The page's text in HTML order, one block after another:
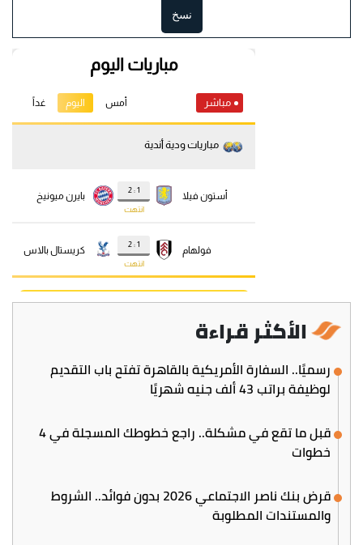
نسخ
الأكثر قراءة
رسميًا.. السفارة الأمريكية بالقاهرة تفتح باب التقديم
لوظيفة براتب 43 ألف جنيه شهريًا
قبل ما تقع في مشكلة.. راجع خطوطك المسجلة في 4
خطوات
قرض بنك ناصر الاجتماعي 2026 بدون فوائد.. الشروط
والمستندات المطلوبة